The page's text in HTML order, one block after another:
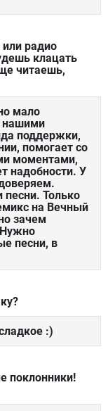
радио
клацать
читаешь,
мало
нашими
поддержки,
помогает со
моментами,
надобности. У
Только
на Вечный
зачем
Нужно
песни, в
:)
поклонники!